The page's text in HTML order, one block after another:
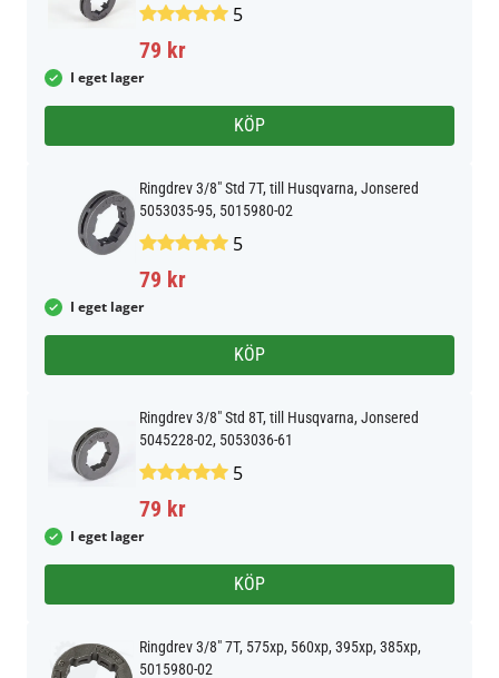
5
79 kr
I eget lager
KÖP
Ringdrev 3/8" Std 7T, till Husqvarna, Jonsered
5053035-95, 5015980-02
5
79 kr
I eget lager
KÖP
Ringdrev 3/8" Std 8T, till Husqvarna, Jonsered
5045228-02, 5053036-61
5
79 kr
I eget lager
KÖP
Ringdrev 3/8" 7T, 575xp, 560xp, 395xp, 385xp,
5015980-02